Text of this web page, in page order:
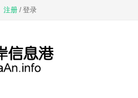
注册 /登录